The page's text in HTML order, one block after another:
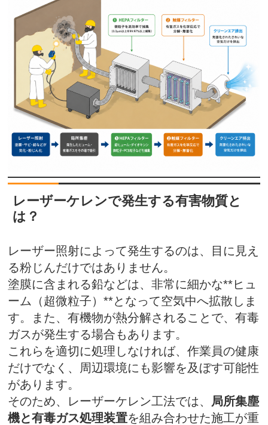
レーザーケレンで発生する有害物質と
は？
レーザー照射によって発生するのは、目に見え
る粉じんだけではありません。
塗膜に含まれる鉛などは、非常に細かな**ヒュ
ーム（超微粒子）**となって空気中へ拡散しま
す。また、有機物が熱分解されることで、有毒
ガスが発生する場合もあります。
これらを適切に処理しなければ、作業員の健康
だけでなく、周辺環境にも影響を及ぼす可能性
があります。
そのため、レーザーケレン工法では、 局所集塵
機と有毒ガス処理装置を組み合わせた施工が重